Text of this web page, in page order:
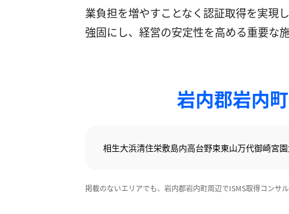
業負担を増やすことなく認証取得を実現
強固にし、経営の安定性を高める重要な施
岩内郡岩内
相生大浜清住栄敷島内高台野束東山万代御崎宮園
掲載のないエリアでも、岩内郡岩内町周辺でISMS取得コンサ